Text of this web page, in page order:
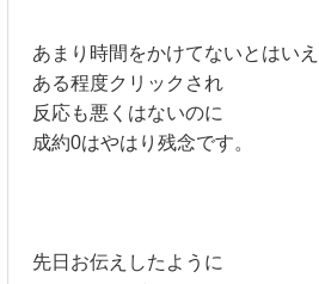
あまり時間をかけてないとはいえ
ある程度クリックされ
反応も悪くはないのに
成約0はやはり残念です。
先日お伝えしたように